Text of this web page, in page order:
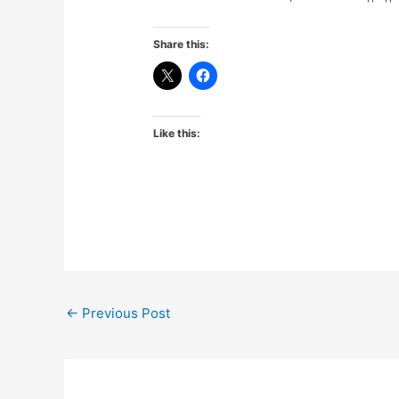
Share this:
Like this:
← Previous Post